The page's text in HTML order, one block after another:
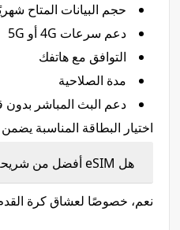
حجم البيانات المتاح
دعم سرعات 4G أو 5G
التوافق مع هاتفك
مدة الصلاحية
دعم البث المباشر بدون
اختيار البطاقة المناسبة
هل eSIM أفضل من شريحة الإنترنت التقليدية؟
نعم، خصوصًا لعشاق كرة